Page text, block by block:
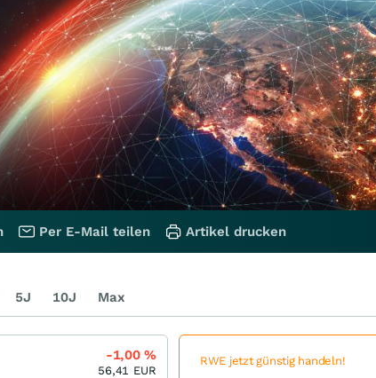
Per E-Mail teilen Artikel drucken
5J 10J Max
-1,00%
56,41 EUR
RWE jetzt günstig handeln!